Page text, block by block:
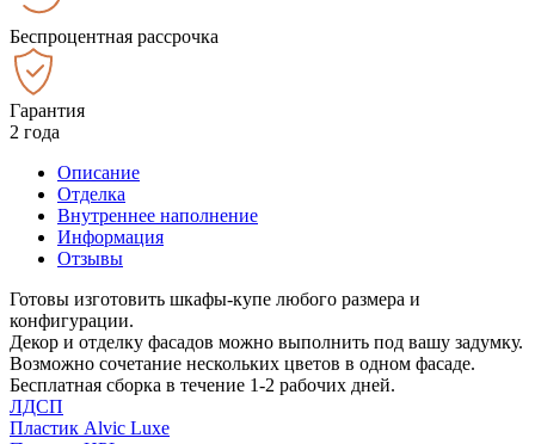
Беспроцентная рассрочка
Гарантия
2 года
Описание
Отделка
Внутреннее наполнение
Информация
Отзывы
Готовы изготовить шкафы-купе любого размера и
конфигурации.
Декор и отделку фасадов можно выполнить под вашу задумку.
Возможно сочетание нескольких цветов в одном фасаде.
Бесплатная сборка в течение 1-2 рабочих дней.
ЛДСП
Пластик Alvic Luxe